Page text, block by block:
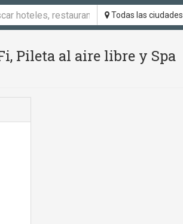
Todas las ciudades
Pileta al aire libre y Spa